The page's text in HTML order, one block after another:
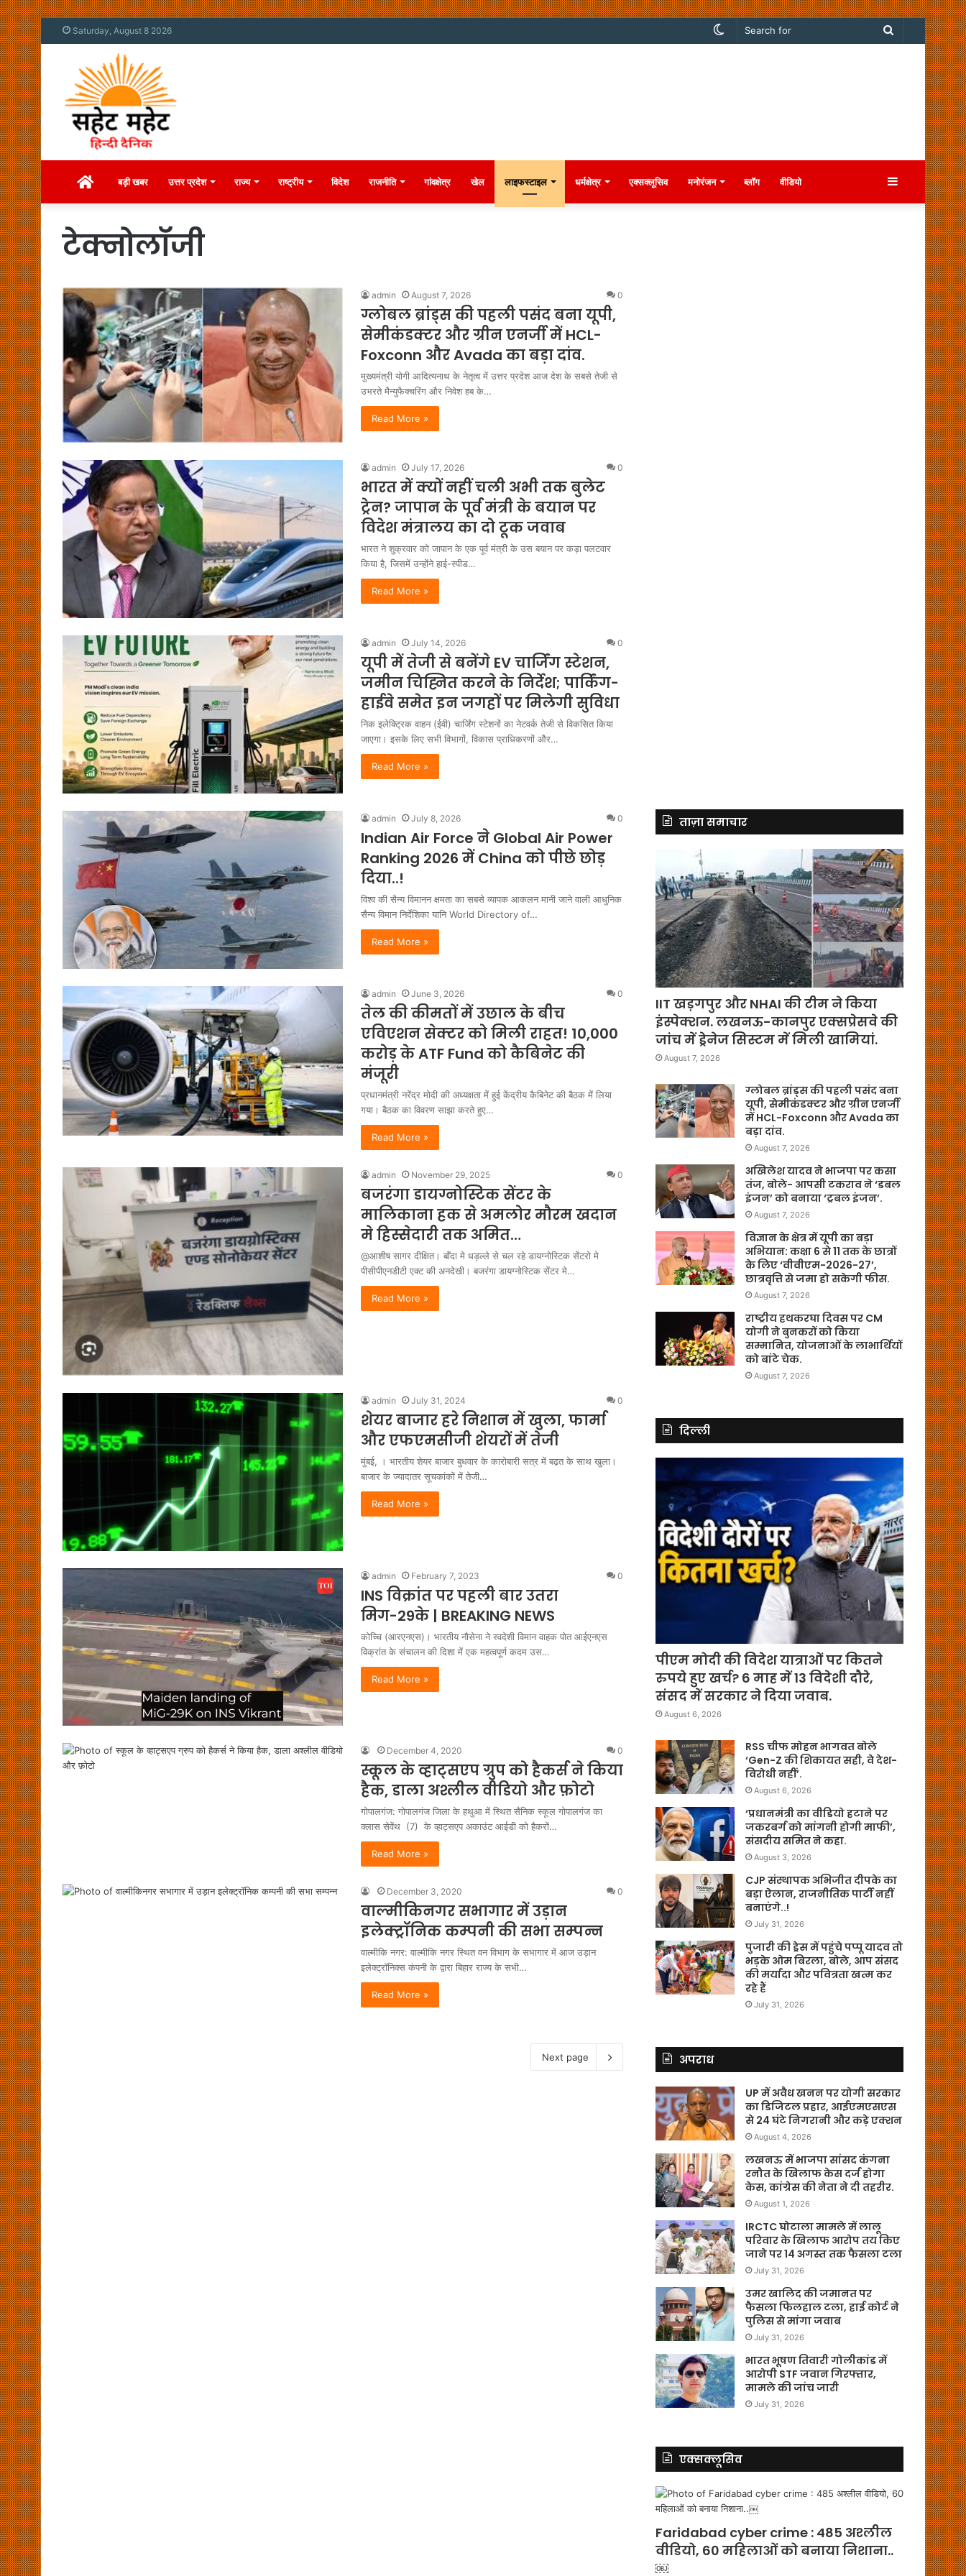
Saturday, August 8 2026
Search
Switch
Homeबड़ी खबर उत्तर प्रदेश राज्य राष्ट्रीय विदेश राजनीति गांवक्षेत्र खेल लाइफस्टाइल धर्मक्षेत्र एक्सक्लूसिव मनोरंजन ब्लॉग वीडियो Sidebar
टेक्नोलॉजी
admin August 7, 2026 0
ग्लोबल ब्रांड्स की पहली पसंद बना यूपी,
सेमीकंडक्टर और ग्रीन एनर्जी में HCL-
Foxconn और Avada का बड़ा दांव.
मुख्यमंत्री योगी आदित्यनाथ के नेतृत्व में उत्तर प्रदेश आज देश के सबसे तेजी से
उभरते मैन्युफैक्चरिंग और निवेश हब के…
Read More »
admin July 17, 2026 0
भारत में क्यों नहीं चली अभी तक बुलेट
ट्रेन? जापान के पूर्व मंत्री के बयान पर
विदेश मंत्रालय का दो टूक जवाब
भारत ने शुक्रवार को जापान के एक पूर्व मंत्री के उस बयान पर कड़ा पलटवार
किया है, जिसमें उन्होंने हाई-स्पीड…
Read More »
admin July 14, 2026 0
यूपी में तेजी से बनेंगे EV चार्जिंग स्टेशन,
जमीन चिह्नित करने के निर्देश; पार्किंग-
हाईवे समेत इन जगहों पर मिलेगी सुविधा
निक इलेक्ट्रिक वाहन (ईवी) चार्जिंग स्टेशनों का नेटवर्क तेजी से विकसित किया
जाएगा। इसके लिए सभी विभागों, विकास प्राधिकरणों और…
Read More »
admin July 8, 2026 0
Indian Air Force ने Global Air Power
Ranking 2026 में China को पीछे छोड़
दिया..!
विश्व की सैन्य विमानन क्षमता का सबसे व्यापक आकलन मानी जाने वाली आधुनिक
सैन्य विमान निर्देशिका यानि World Directory of…
Read More »
admin June 3, 2026 0
तेल की कीमतों में उछाल के बीच
एविएशन सेक्टर को मिली राहत! 10,000
करोड़ के ATF Fund को कैबिनेट की
मंजूरी
प्रधानमंत्री नरेंद्र मोदी की अध्यक्षता में हुई केंद्रीय कैबिनेट की बैठक में लिया
गया। बैठक का विवरण साझा करते हुए…
Read More »
admin November 29, 2025 0
बजरंगा डायग्नोस्टिक सेंटर के
मालिकाना हक से अमलोर मौरम खदान
मे हिस्सेदारी तक अमित…
@आशीष सागर दीक्षित। बाँदा मे धड़ल्ले से चल रहे डायग्नोस्टिक सेंटरो मे
पीसीपीएनडीटी एक्ट की अनदेखी। बजरंगा डायग्नोस्टिक सेंटर मे…
Read More »
admin July 31, 2024 0
शेयर बाजार हरे निशान में खुला, फार्मा
और एफएमसीजी शेयरों में तेजी
मुंबई, । भारतीय शेयर बाजार बुधवार के कारोबारी सत्र में बढ़त के साथ खुला।
बाजार के ज्यादातर सूचकांकों में तेजी…
Read More »
admin February 7, 2023 0
INS विक्रांत पर पहली बार उतरा
मिग-29के | BREAKING NEWS
कोच्चि (आरएनएस)। भारतीय नौसेना ने स्वदेशी विमान वाहक पोत आईएनएस
विक्रांत के संचालन की दिशा में एक महत्वपूर्ण कदम उस…
Read More »
December 4, 2020 0
स्कूल के व्हाट्सएप ग्रुप को हैकर्स ने किया
हैक, डाला अश्लील वीडियो और फ़ोटो
गोपालगंज: गोपालगंज जिला के हथुआ में स्थित सैनिक स्कूल गोपालगंज का
क्लास सेवेंथ (7) के व्हाट्सएप अकाउंट आईडी को हैकरों…
Read More »
December 3, 2020 0
वाल्मीकिनगर सभागार में उड़ान
इलेक्ट्रॉनिक कम्पनी की सभा सम्पन्न
वाल्मीकि नगर: वाल्मीकि नगर स्थित वन विभाग के सभागार में आज उड़ान
इलेक्ट्रॉनिक्स कंपनी के द्वारा बिहार राज्य के सभी…
Read More »
Next page
ताज़ा समाचार
IIT खड़गपुर और NHAI की टीम ने किया
इंस्पेक्शन. लखनऊ-कानपुर एक्सप्रेसवे की
जांच में ड्रेनेज सिस्टम में मिली खामियां.
August 7, 2026
ग्लोबल ब्रांड्स की पहली पसंद बना
यूपी, सेमीकंडक्टर और ग्रीन एनर्जी
में HCL-Foxconn और Avada का
बड़ा दांव.
August 7, 2026
अखिलेश यादव ने भाजपा पर कसा
तंज, बोले- आपसी टकराव ने ‘डबल
इंजन’ को बनाया ‘ट्रबल इंजन’.
August 7, 2026
विज्ञान के क्षेत्र में यूपी का बड़ा
अभियान: कक्षा 6 से 11 तक के छात्रों
के लिए ‘वीवीएम-2026-27’,
छात्रवृत्ति से जमा हो सकेगी फीस.
August 7, 2026
राष्ट्रीय हथकरघा दिवस पर CM
योगी ने बुनकरों को किया
सम्मानित, योजनाओं के लाभार्थियों
को बांटे चेक.
August 7, 2026
दिल्ली
पीएम मोदी की विदेश यात्राओं पर कितने
रुपये हुए खर्च? 6 माह में 13 विदेशी दौरे,
संसद में सरकार ने दिया जवाब.
August 6, 2026
RSS चीफ मोहन भागवत बोले
‘Gen-Z की शिकायत सही, वे देश-
विरोधी नहीं’.
August 6, 2026
‘प्रधानमंत्री का वीडियो हटाने पर
जकरबर्ग को मांगनी होगी माफी’,
संसदीय समित ने कहा.
August 3, 2026
CJP संस्थापक अभिजीत दीपके का
बड़ा ऐलान, राजनीतिक पार्टी नहीं
बनाएंगे..!
July 31, 2026
पुजारी की ड्रेस में पहुंचे पप्पू यादव तो
भड़के ओम बिरला, बोले, आप संसद
की मर्यादा और पवित्रता खत्म कर
रहे हैं
July 31, 2026
अपराध
UP में अवैध खनन पर योगी सरकार
का डिजिटल प्रहार, आईएमएसएस
से 24 घंटे निगरानी और कड़े एक्शन
August 4, 2026
लखनऊ में भाजपा सांसद कंगना
रनौत के खिलाफ केस दर्ज होगा
केस, कांग्रेस की नेता ने दी तहरीर.
August 1, 2026
IRCTC घोटाला मामले में लालू
परिवार के खिलाफ आरोप तय किए
जाने पर 14 अगस्त तक फैसला टला
July 31, 2026
उमर खालिद की जमानत पर
फैसला फिलहाल टला, हाई कोर्ट ने
पुलिस से मांगा जवाब
July 31, 2026
भारत भूषण तिवारी गोलीकांड में
आरोपी STF जवान गिरफ्तार,
मामले की जांच जारी
July 31, 2026
एक्सक्लूसिव
Faridabad cyber crime : 485 अश्लील
वीडियो, 60 महिलाओं को बनाया निशाना..
￼